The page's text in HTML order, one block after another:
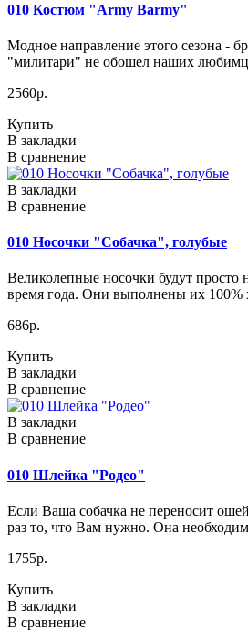
010 Костюм "Army Barmy"
Модное направление этого сезона -
"милитари" не обошел наших
2560р.
Купить
В закладки
В сравнение
В закладки
В сравнение
010 Носочки "Собачка", голубые
Великолепные носочки будут
время года. Они выполнены их 100%
686р.
Купить
В закладки
В сравнение
В закладки
В сравнение
010 Шлейка "Родео"
Если Ваша собачка не переносит
раз то, что Вам нужно. Она
1755р.
Купить
В закладки
В сравнение